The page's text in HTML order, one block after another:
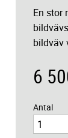
En stor
bildväv
6
Antal